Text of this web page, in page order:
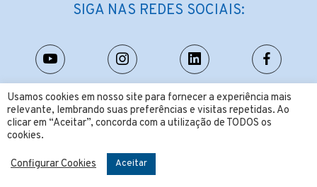
Usamos cookies em nosso site para fornecer a experiência mais
relevante, lembrando suas preferências e visitas repetidas. Ao
clicar em “Aceitar”, concorda com a utilização de TODOS os
cookies.
Configurar Cookies Aceitar
SIGA NAS REDES SOCIAIS:
CONTATO:
contato@4maos.com.br